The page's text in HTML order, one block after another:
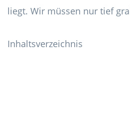
liegt. Wir müssen nur tief
Inhaltsverzeichnis